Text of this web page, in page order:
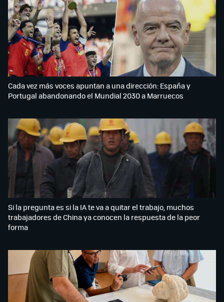
Cada vez más voces apuntan a una dirección: España y
Portugal abandonando el Mundial 2030 a Marruecos
Si la pregunta es si la IA te va a quitar el trabajo, muchos
trabajadores de China ya conocen la respuesta de la peor
forma